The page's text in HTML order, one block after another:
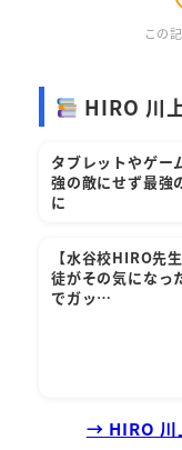
この
HIRO 川
タブレットやゲー
強の敵にせず最強
に
【水谷校HIRO先
徒がその気になっ
でガッ…
→ HIRO 川